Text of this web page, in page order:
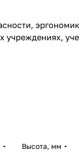
учреждениях,
Высота, мм